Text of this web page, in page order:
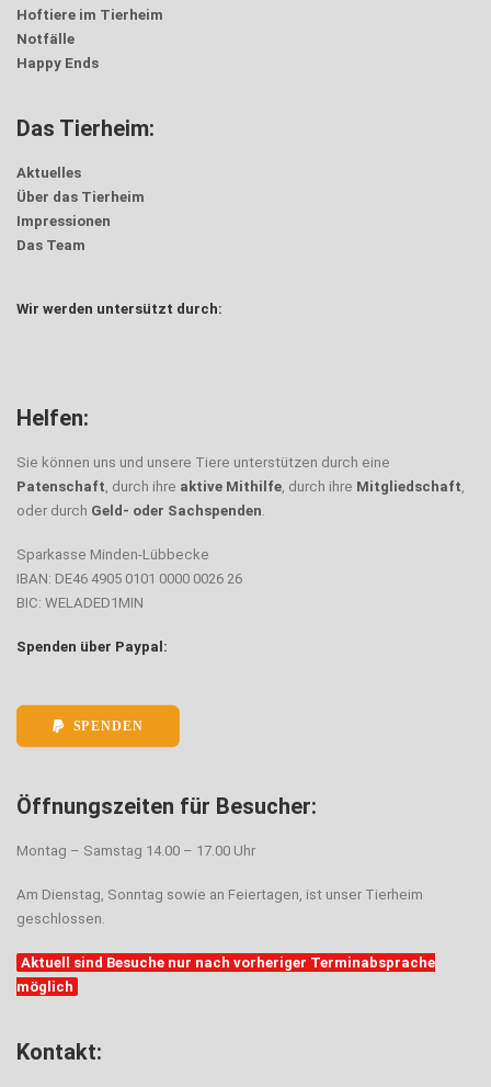
Hoftiere im Tierheim
Notfälle
Happy Ends
Das Tierheim:
Aktuelles
Über das Tierheim
Impressionen
Das Team
Wir werden untersützt durch:
Helfen:
Sie können uns und unsere Tiere unterstützen durch eine
Patenschaft, durch ihre aktive Mithilfe, durch ihre Mitgliedschaft,
oder durch Geld- oder Sachspenden.
Sparkasse Minden-Lübbecke
IBAN: DE46 4905 0101 0000 0026 26
BIC: WELADED1MIN
Spenden über Paypal:
SPENDEN
Öffnungszeiten für Besucher:
Montag – Samstag 14.00 – 17.00 Uhr
Am Dienstag, Sonntag sowie an Feiertagen, ist unser Tierheim
geschlossen.
Aktuell sind Besuche nur nach vorheriger Terminabsprache
möglich
Kontakt: